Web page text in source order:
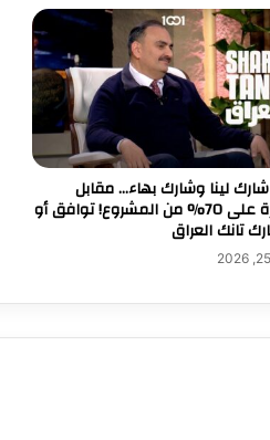
لينا وشارك بهاء… مقابل
السيطرة على 70% من المشروع! توافق أو
تانك العراق